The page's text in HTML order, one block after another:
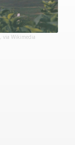
, via Wikimedia